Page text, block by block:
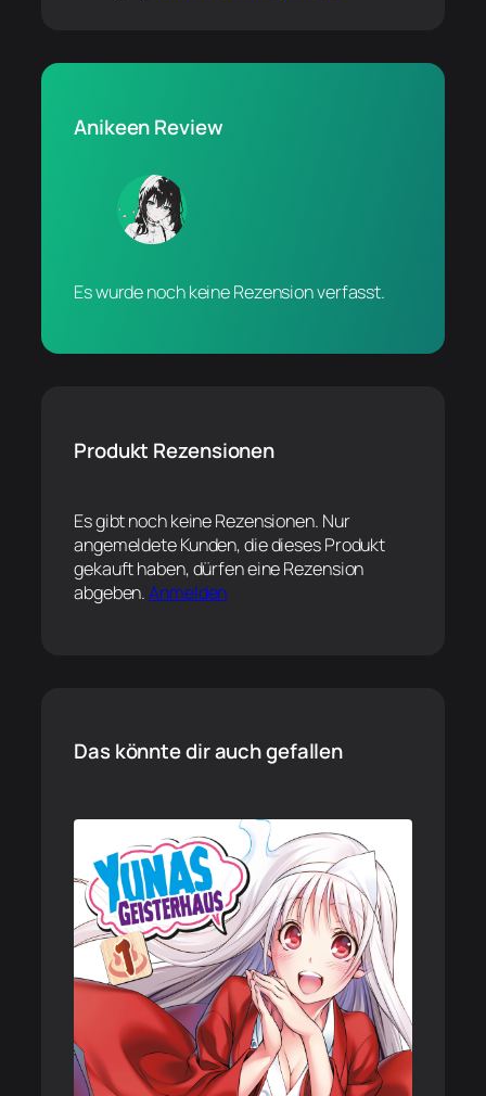
Anikeen Review
Es wurde noch keine Rezension verfasst.
Produkt Rezensionen
Es gibt noch keine Rezensionen. Nur
angemeldete Kunden, die dieses Produkt
gekauft haben, dürfen eine Rezension
abgeben.Anmelden
Das könnte dir auch gefallen